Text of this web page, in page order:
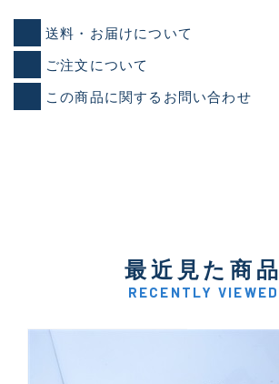
送料・お届けについて
ご注文について
この商品に関するお問い合わせ
最近見た商品
RECENTLY VIEWED